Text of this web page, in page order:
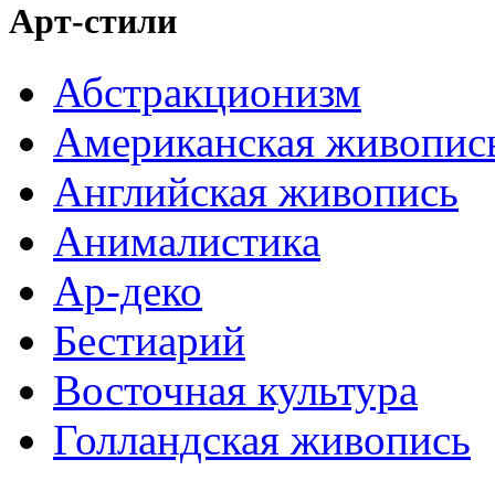
Арт-стили
Абстракционизм
Американская
Английская живопись
Анималистика
Ар-деко
Бестиарий
Восточная культура
Голландская живопись